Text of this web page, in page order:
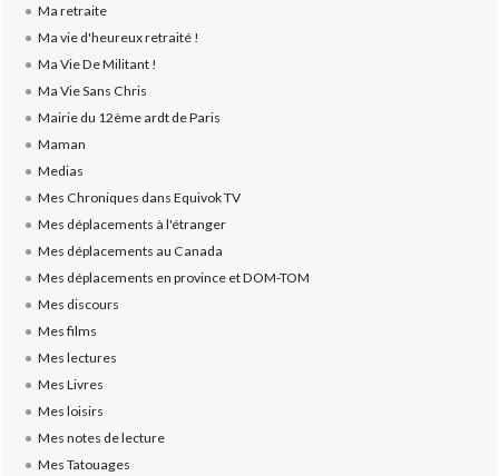
Ma retraite
Ma vie d'heureux retraité !
Ma Vie De Militant !
Ma Vie Sans Chris
Mairie du 12ème ardt de Paris
Maman
Medias
Mes Chroniques dans Equivok TV
Mes déplacements à l'étranger
Mes déplacements au Canada
Mes déplacements en province et DOM-TOM
Mes discours
Mes films
Mes lectures
Mes Livres
Mes loisirs
Mes notes de lecture
Mes Tatouages